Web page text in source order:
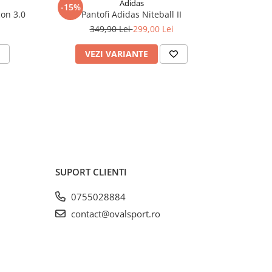
3.0
-15% Adidas
Pantofi Adidas Niteball II
349,90 Lei299,00 Lei
VEZI VARIANTE
SUPORT CLIENTI
0755028884
contact@ovalsport.ro